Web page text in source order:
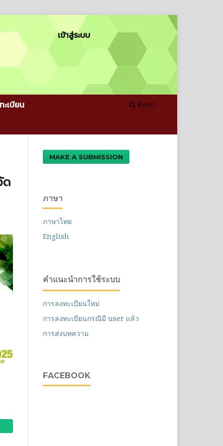
ะเบียน
ค้นหา
เข้าสู่ระบบ
ด
MAKE A SUBMISSION
ภาษา
ภาษาไทย
English
คำแนะนำการใช้ระบบ
การลงทะเบียนใหม่
การลงทะเบียนกรณีมี user แล้ว
การส่งบทความ
FACEBOOK